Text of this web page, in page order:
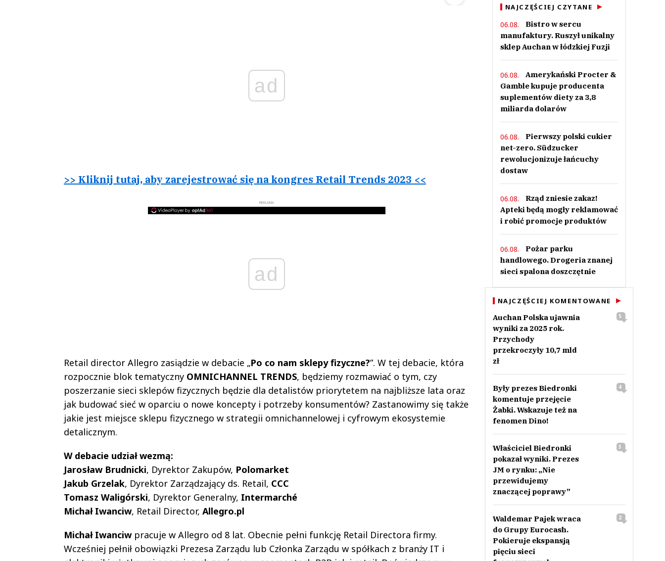
ad
>> Kliknij tutaj, aby zarejestrować się na kongres Retail Trends 2023 <<
REKLAMA
ad
Retail director Allegro zasiądzie w debacie „Po co nam sklepy fizyczne?”. W tej debacie, która
rozpocznie blok tematyczny OMNICHANNEL TRENDS, będziemy rozmawiać o tym, czy
poszerzanie sieci sklepów fizycznych będzie dla detalistów priorytetem na najbliższe lata oraz
jak budować sieć w oparciu o nowe koncepty i potrzeby konsumentów? Zastanowimy się także
jakie jest miejsce sklepu fizycznego w strategii omnichannelowej i cyfrowym ekosystemie
detalicznym.
W debacie udział wezmą:
Jarosław Brudnicki, Dyrektor Zakupów, Polomarket
Jakub Grzelak, Dyrektor Zarządzający ds. Retail, CCC
Tomasz Waligórski, Dyrektor Generalny, Intermarché
Michał Iwanciw, Retail Director, Allegro.pl
Michał Iwanciw pracuje w Allegro od 8 lat. Obecnie pełni funkcję Retail Directora firmy.
Wcześniej pełnił obowiązki Prezesa Zarządu lub Członka Zarządu w spółkach z branży IT i
NAJCZĘŚCIEJ CZYTANE
06.08.
Bistro w sercu
manufaktury. Ruszył unikalny
sklep Auchan w łódzkiej Fuzji
06.08.
Amerykański Procter &
Gamble kupuje producenta
suplementów diety za 3,8
miliarda dolarów
06.08.
Pierwszy polski cukier
net-zero. Südzucker
rewolucjonizuje łańcuchy
dostaw
06.08.
Rząd zniesie zakaz!
Apteki będą mogły reklamować
i robić promocje produktów
06.08.
Pożar parku
handlowego. Drogeria znanej
sieci spalona doszczętnie
NAJCZĘŚCIEJ KOMENTOWANE
Auchan Polska ujawnia
wyniki za 2025 rok.
Przychody
przekroczyły 10,7 mld
zł
5
Były prezes Biedronki
komentuje przejęcie
Żabki. Wskazuje też na
fenomen Dino!
4
Właściciel Biedronki
pokazał wyniki. Prezes
JM o rynku: „Nie
przewidujemy
znaczącej poprawy”
3
Waldemar Pajek wraca
do Grupy Eurocash.
Pokieruje ekspansją
pięciu sieci
2